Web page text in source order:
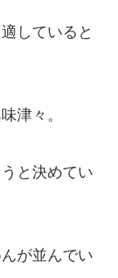
していると
津々。
と決めてい
が並んでい